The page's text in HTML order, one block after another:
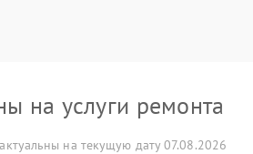
на услуги ремонта
на текущую дату 07.08.2026